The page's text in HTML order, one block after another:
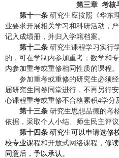
第三章 考核
第十一条 研究生应按照《华东
业要求开展相关学习和科研活动，
记入成绩册，并归入学籍档案。
第十二条 研究生课程学习实行
的，可在学制内参加重考；数学和
内参加重考或重修相同性质的课程。
参加重考或重修的研究生必须
届研究生同卷同堂进行，不再另行
心课程重考或重修不合格累积4学分
第十三条 研究生思想品德的考
依据，采取个人小结、师生民主评议
第十四条 研究生可以申请选修
校专业课程和开放式网络课程， 修
同意后，予以承认。